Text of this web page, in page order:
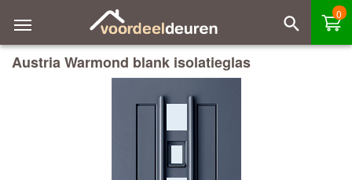
0
Austria Warmond blank isolatieglas